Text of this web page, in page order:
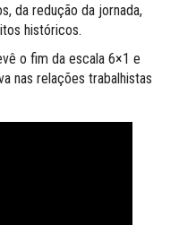
da redução da jornada,
históricos.
o fim da escala 6×1 e
nas relações trabalhistas